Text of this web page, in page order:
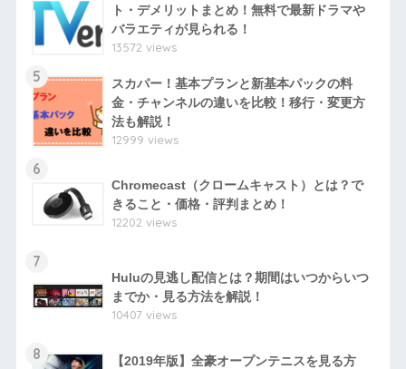
ト・デメリットまとめ！無料で最新ドラマや
バラエティが見られる！
13572 views
5
スカパー！基本プランと新基本パックの料
金・チャンネルの違いを比較！移行・変更方
法も解説！
12999 views
6
Chromecast（クロームキャスト）とは？で
きること・価格・評判まとめ！
12202 views
7
Huluの見逃し配信とは？期間はいつからいつ
までか・見る方法を解説！
10407 views
8
【2019年版】全豪オープンテニスを見る方